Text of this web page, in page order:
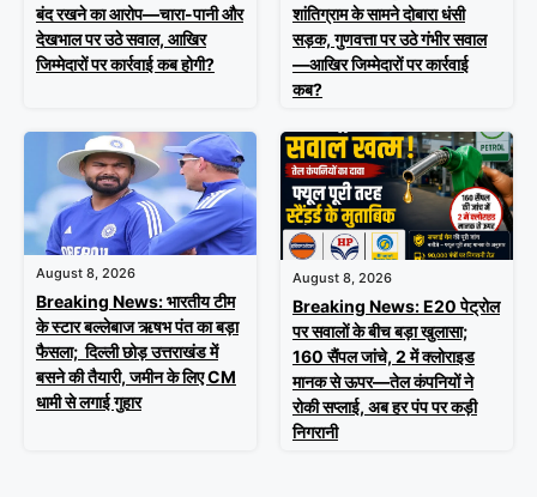
बंद रखने का आरोप—चारा-पानी और
देखभाल पर उठे सवाल, आखिर
जिम्मेदारों पर कार्रवाई कब होगी?
शांतिग्राम के सामने दोबारा धंसी
सड़क, गुणवत्ता पर उठे गंभीर सवाल
—आखिर जिम्मेदारों पर कार्रवाई
कब?
August 8, 2026
Breaking News: भारतीय टीम
के स्टार बल्लेबाज ऋषभ पंत का बड़ा
फैसला; दिल्ली छोड़ उत्तराखंड में
बसने की तैयारी, जमीन के लिए CM
धामी से लगाई गुहार
August 8, 2026
Breaking News: E20 पेट्रोल
पर सवालों के बीच बड़ा खुलासा;
160 सैंपल जांचे, 2 में क्लोराइड
मानक से ऊपर—तेल कंपनियों ने
रोकी सप्लाई, अब हर पंप पर कड़ी
निगरानी